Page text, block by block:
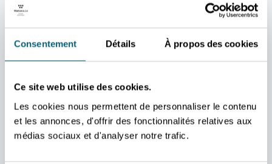
Consentement Détails À propos des cookies
Ce site web utilise des cookies.
Les cookies nous permettent de personnaliser le contenu
et les annonces, d'offrir des fonctionnalités relatives aux
médias sociaux et d'analyser notre trafic.
L'UN DE NOS CONSEILLERS
POURRA VOUS AIDER
Nous nous occupons de vous rediriger vers la
personne qui vous aidera au mieux.